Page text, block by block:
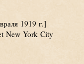
1919 г.]
New York City